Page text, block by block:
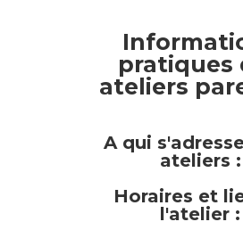
pratiques
ateliers
A qui
ateliers :
Horaires et
l'atelier :